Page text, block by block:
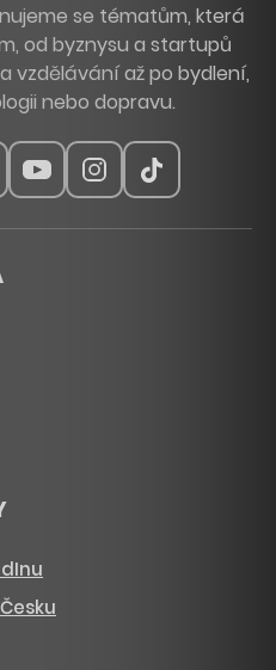
se tématům, která
od byznysu a startupů
vzdělávání až po bydlení,
nebo dopravu.